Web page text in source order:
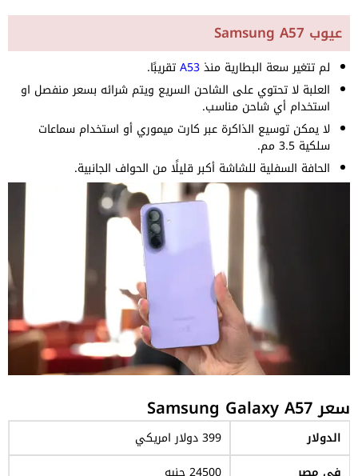
عيوب Samsung A57
لم تتغير سعة البطارية منذA53تقريبًا.
العلبة لا تحتوي على الشاحن السريع ويتم شرائه بسعر منفصل او
استخدام أي شاحن مناسب.
لا يمكن توسيع الذاكرة عبر كارت ميموري أو استخدام سماعات
سلكية 3.5 مم.
الحافة السفلية للشاشة أكبر قليلًا من الحواف الجانبية.
سعر Samsung Galaxy A57
الدولار
399 دولار امريكي